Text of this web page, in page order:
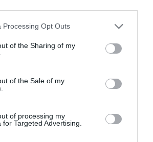
Processing Opt Outs
of the Sharing of my
of the Sale of my
of processing my
Targeted Advertising.
νου & Ελένης που εξέθεσε τον αυστηρό